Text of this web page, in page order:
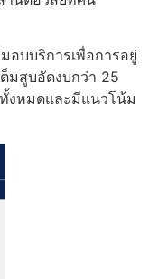
อบบริการเพื่อการอยู่
มสูบอัดงบกว่า 25
งหมดและมีแนวโน้ม